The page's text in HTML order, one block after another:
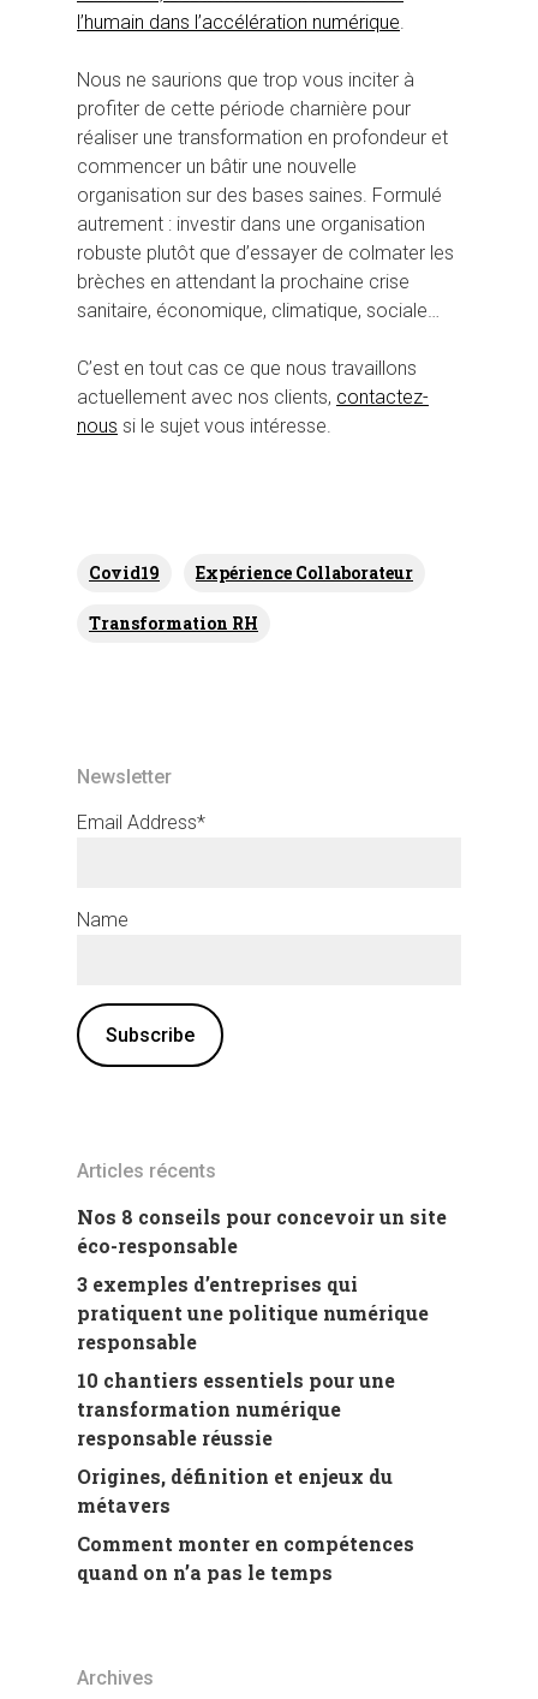
l’humain dans l’accélération numérique.
Nous ne saurions que trop vous inciter à
profiter de cette période charnière pour
réaliser une transformation en profondeur et
commencer un bâtir une nouvelle
organisation sur des bases saines. Formulé
autrement : investir dans une organisation
robuste plutôt que d’essayer de colmater les
brèches en attendant la prochaine crise
sanitaire, économique, climatique, sociale…
C’est en tout cas ce que nous travaillons
actuellement avec nos clients, contactez-
nous si le sujet vous intéresse.
Covid19 Expérience Collaborateur
Transformation RH
Newsletter
Email Address*
Name
Articles récents
Nos 8 conseils pour concevoir un site
éco-responsable
3 exemples d’entreprises qui
pratiquent une politique numérique
responsable
10 chantiers essentiels pour une
transformation numérique
responsable réussie
Origines, définition et enjeux du
métavers
Comment monter en compétences
quand on n’a pas le temps
Archives